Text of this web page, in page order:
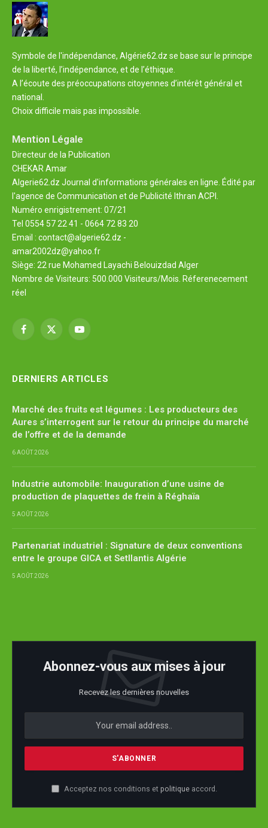
Symbole de l'indépendance, Algérie62.dz se base sur le principe
de la liberté, l’indépendance, et de l’éthique.
A l’écoute des préoccupations citoyennes d’intérêt général et
national.
Choix difficile mais pas impossible.
Mention Légale
Directeur de la Publication
CHEKAR Amar
Algerie62.dz Journal d'informations générales en ligne. Édité par
l'agence de Communication et de Publicité Ithran ACPI.
Numéro enrigistrement: 07/21
Tel 0554 57 22 41 - 0664 72 83 20
Email : contact@algerie62.dz -
amar2002dz@yahoo.fr
Siège: 22 rue Mohamed Layachi Belouizdad Alger
Nombre de Visiteurs: 500.000 Visiteurs/Mois. Réferenecement
réel
Facebook
X
YouTube
DERNIERS ARTICLES
Marché des fruits est légumes : Les producteurs des
Aures s’interrogent sur le retour du principe du marché
de l’offre et de la demande
6 AOÛT 2026
Industrie automobile: Inauguration d’une usine de
production de plaquettes de frein à Réghaïa
5 AOÛT 2026
Partenariat industriel : Signature de deux conventions
entre le groupe GICA et Setllantis Algérie
5 AOÛT 2026
Abonnez-vous aux mises à jour
Recevez les dernières nouvelles
Acceptez nos conditions et politiqueaccord.